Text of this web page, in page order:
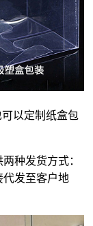
以定制纸盒包
种发货方式：
代发至客户地